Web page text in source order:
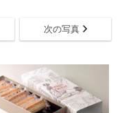
次の写真